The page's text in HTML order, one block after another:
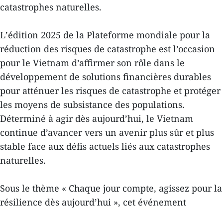
catastrophes naturelles.
Lʼédition 2025 de la Plateforme mondiale pour la
réduction des risques de catastrophe est l’occasion
pour le Vietnam d’affirmer son rôle dans le
développement de solutions financières durables
pour atténuer les risques de catastrophe et protéger
les moyens de subsistance des populations.
Déterminé à agir dès aujourd’hui, le Vietnam
continue d’avancer vers un avenir plus sûr et plus
stable face aux défis actuels liés aux catastrophes
naturelles.
Sous le thème « Chaque jour compte, agissez pour la
résilience dès aujourd’hui », cet événement